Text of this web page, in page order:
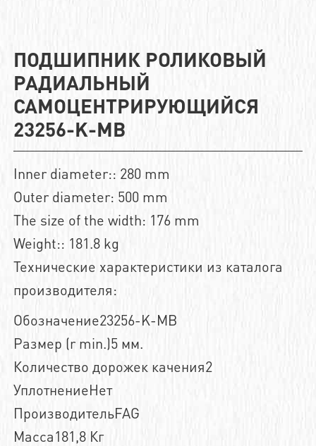
ПОДШИПНИК РОЛИКОВЫЙ
РАДИАЛЬНЫЙ
САМОЦЕНТРИРУЮЩИЙСЯ
23256-K-MB
Inner diameter:: 280 mm
Outer diameter: 500 mm
The size of the width: 176 mm
Weight:: 181.8 kg
Технические характеристики из каталога
производителя:
Обозначение23256-K-MB
Размер (r min.)5 мм.
Количество дорожек качения2
УплотнениеНет
ПроизводительFAG
Масса181,8 Кг